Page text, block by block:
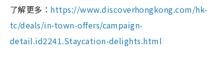
了解更多： https://www.discoverhongkong.com/hk-
tc/deals/in-town-offers/campaign-
detail.id2241.Staycation-delights.html